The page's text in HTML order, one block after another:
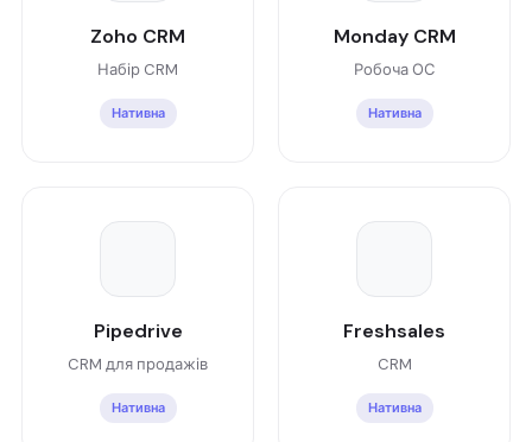
Zoho CRM
Набір CRM
Нативна
Monday CRM
Робоча ОС
Нативна
Pipedrive
CRM для продажів
Нативна
Freshsales
CRM
Нативна